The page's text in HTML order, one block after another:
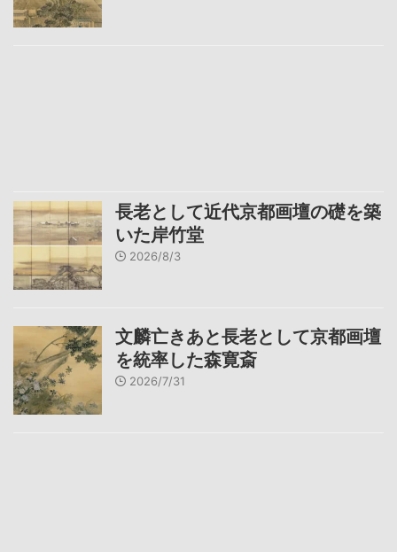
長老として近代京都画壇の礎を築
いた岸竹堂
2026/8/3
文麟亡きあと長老として京都画壇
を統率した森寛斎
2026/7/31